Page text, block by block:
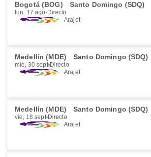
Bogotá (BOG) Santo Domingo (SDQ)
lun, 17 ago Directo
Arajet
Medellín (MDE) Santo Domingo (SDQ)
mié, 30 sept Directo
Arajet
Medellín (MDE) Santo Domingo (SDQ)
vie, 18 sept Directo
Arajet